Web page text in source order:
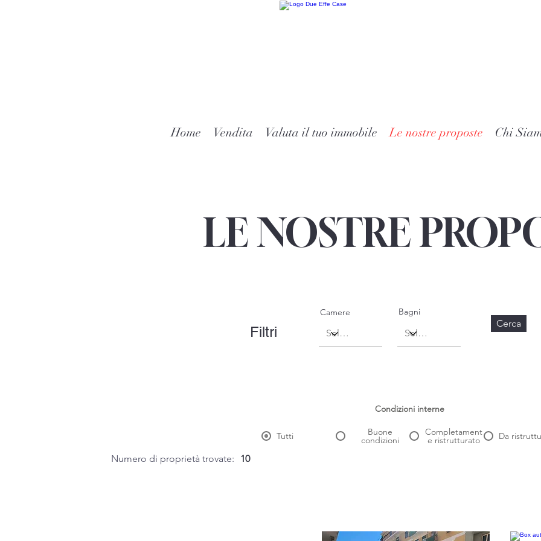
Home Vendita Valuta il tuo immobile Le nostre proposte Chi
LE NOSTRE
Filtri
Camere Bagni
Cerca
Condizioni interne
Tutti Buone
condizioni
Completament
e ristrutturato Da
Numero di proprietà trovate: 10